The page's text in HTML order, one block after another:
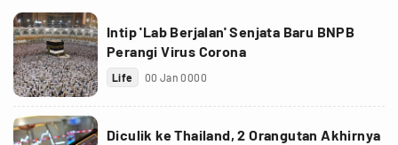
Intip 'Lab Berjalan' Senjata Baru BNPB
Perangi Virus Corona
Life 00 Jan 0000
Diculik ke Thailand, 2 Orangutan Akhirnya